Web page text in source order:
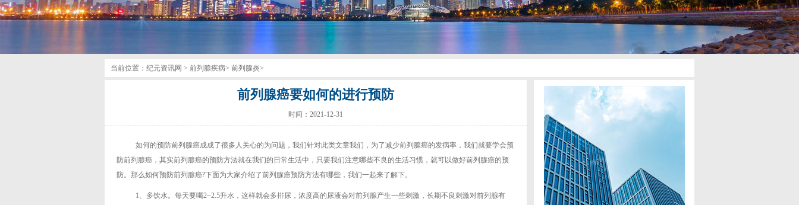
当前位置： 纪元资讯网 > 前列腺疾病> 前列腺炎>
前列腺癌要如何的进行预防
时间：2021-12-31
如何的预防前列腺癌成成了很多人关心的为问题，我们针对此类文章我们，为了减少前列腺癌的发病率，我们就要学会预
防前列腺癌，其实前列腺癌的预防方法就在我们的日常生活中，只要我们注意哪些不良的生活习惯，就可以做好前列腺癌的预
防。那么如何预防前列腺癌?下面为大家介绍了前列腺癌预防方法有哪些，我们一起来了解下。
1、多饮水。每天要喝2~2.5升水，这样就会多排尿，浓度高的尿液会对前列腺产生一些刺激，长期不良刺激对前列腺有